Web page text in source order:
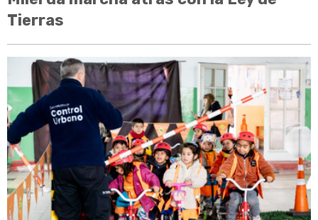
Tierras